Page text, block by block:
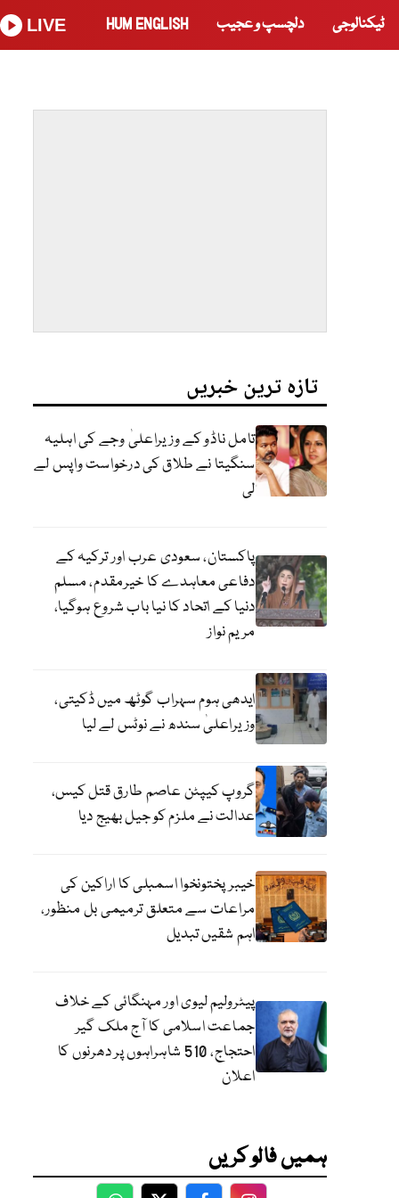
ٹیکنالوجی دلچسپ و عجیب HUM ENGLISH
LIVE
تازہ ترین خبریں
تامل ناڈو کے وزیراعلیٰ وجے کی اہلیہ
سنگیتا نے طلاق کی درخواست واپس لے
لی
پاکستان، سعودی عرب اور ترکیہ کے
دفاعی معاہدے کا خیرمقدم، مسلم
دنیا کے اتحاد کا نیا باب شروع ہوگیا،
مریم نواز
ایدھی ہوم سہراب گوٹھ میں ڈکیتی،
وزیراعلیٰ سندھ نے نوٹس لے لیا
گروپ کیپٹن عاصم طارق قتل کیس،
عدالت نے ملزم کو جیل بھیج دیا
خیبرپختونخوا اسمبلی کا اراکین کی
مراعات سے متعلق ترمیمی بل منظور،
اہم شقیں تبدیل
پیٹرولیم لیوی اور مہنگائی کے خلاف
جماعت اسلامی کا آج ملک گیر
احتجاج، 510 شاہراہوں پر دھرنوں کا
اعلان
ہمیں فالو کریں